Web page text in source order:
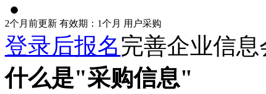
2个月前更新 有效期：1个月 用户采购
登录后报名完善企业信
什么是"采购信息"